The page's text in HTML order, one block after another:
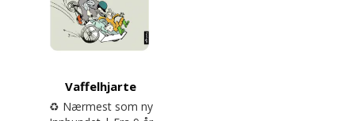
Vaffelhjarte
♻️ Nærmest som ny